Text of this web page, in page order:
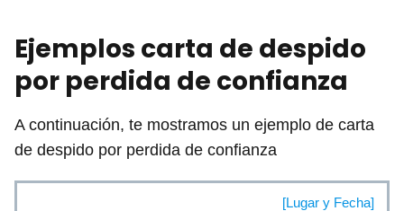
Ejemplos carta de despido
por perdida de confianza
A continuación, te mostramos un ejemplo de carta
de despido por perdida de confianza
[Lugar y Fecha]